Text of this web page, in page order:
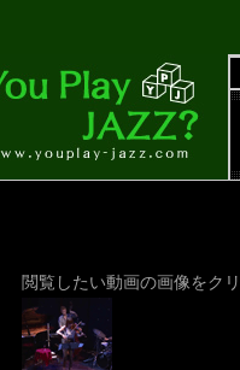
閲覧したい動画の画像をク